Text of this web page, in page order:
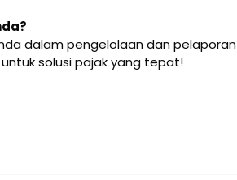
dalam pengelolaan dan pelaporan
solusi pajak yang tepat!